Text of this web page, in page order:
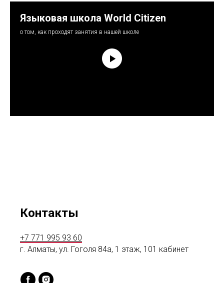
Языковая школа World Citizen
о том, как проходят занятия в нашей школе
Контакты
+7 771 995 93 60
г. Алматы, ул. Гоголя 84а, 1 этаж, 101 кабинет